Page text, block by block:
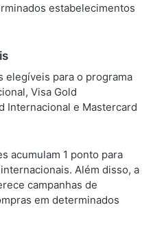
estabelecimentos
elegíveis para o programa
Visa Gold
Internacional e Mastercard
acumulam 1 ponto para
Além disso, a
campanhas de
em determinados